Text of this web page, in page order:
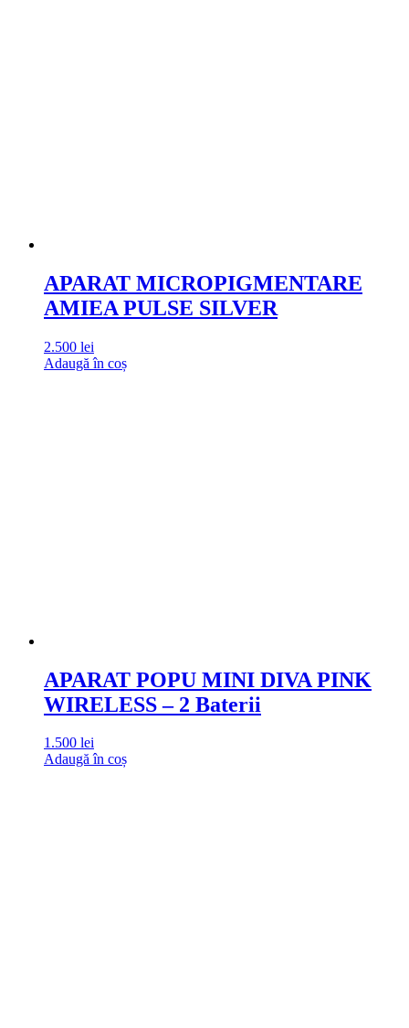
APARAT MICROPIGMENTARE
AMIEA PULSE SILVER
2.500 lei
Adaugă în coș
APARAT POPU MINI DIVA PINK
WIRELESS – 2 Baterii
1.500 lei
Adaugă în coș